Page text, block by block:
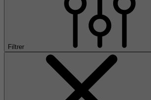
Filtrer